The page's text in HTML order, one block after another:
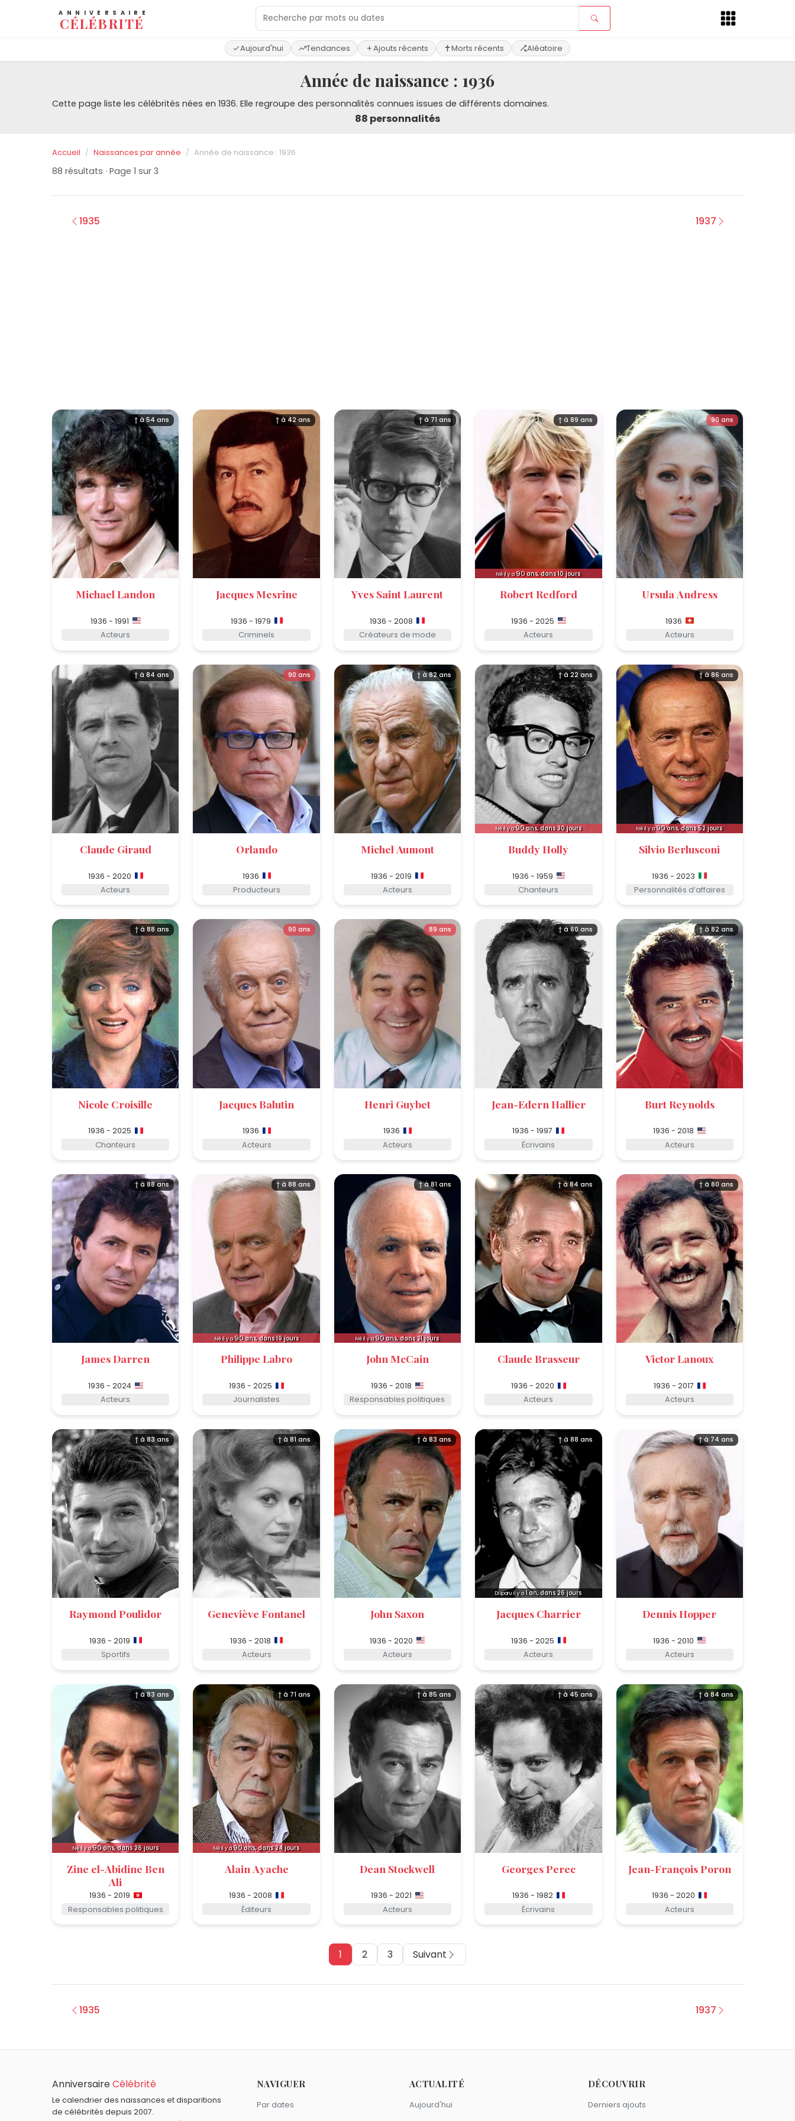
ANNIVERSAIRE
CÉLÉBRITÉ
Aujourd'hui Tendances Ajouts récents Morts récents Aléatoire
Année de naissance : 1936
Cette page liste les célébrités nées en 1936. Elle regroupe des personnalités connues issues de différents domaines.
88 personnalités
Accueil Naissances par année Année de naissance : 1936
88 résultats · Page 1 sur 3
1935 1937
† à 54 ans
Michael Landon
1936 - 1991
Acteurs
† à 42 ans
Jacques Mesrine
1936 - 1979
Criminels
† à 71 ans
Yves Saint Laurent
1936 - 2008
Créateurs de mode
† à 89 ans
Né il y a90 ans, dans 10 jours
Robert Redford
1936 - 2025
Acteurs
90 ans
Ursula Andress
1936
Acteurs
† à 84 ans
Claude Giraud
1936 - 2020
Acteurs
90 ans
Orlando
1936
Producteurs
† à 82 ans
Michel Aumont
1936 - 2019
Acteurs
† à 22 ans
Né il y a90ans, dans 30 jours
Buddy Holly
1936 - 1959
Chanteurs
† à 86 ans
Né il y a90ans, dans 52 jours
Silvio Berlusconi
1936 - 2023
Personnalités d’affaires
† à 88 ans
Nicole Croisille
1936 - 2025
Chanteurs
90 ans
Jacques Balutin
1936
Acteurs
89 ans
Henri Guybet
1936
Acteurs
† à 60 ans
Jean-Edern Hallier
1936 - 1997
Écrivains
† à 82 ans
Burt Reynolds
1936 - 2018
Acteurs
† à 88 ans
James Darren
1936 - 2024
Acteurs
† à 88 ans
Né il y a90 ans, dans 19 jours
Philippe Labro
1936 - 2025
Journalistes
† à 81 ans
Né il y a90ans, dans 21 jours
John McCain
1936 - 2018
Responsables politiques
† à 84 ans
Claude Brasseur
1936 - 2020
Acteurs
† à 80 ans
Victor Lanoux
1936 - 2017
Acteurs
† à 83 ans
Raymond Poulidor
1936 - 2019
Sportifs
† à 81 ans
Geneviève Fontanel
1936 - 2018
Acteurs
† à 83 ans
John Saxon
1936 - 2020
Acteurs
† à 88 ans
Disparu il y a1 an, dans 26 jours
Jacques Charrier
1936 - 2025
Acteurs
† à 74 ans
Dennis Hopper
1936 - 2010
Acteurs
† à 83 ans
Né il y a90ans, dans 26 jours
Zine el-Abidine Ben
Ali
1936 - 2019
Responsables politiques
† à 71 ans
Né il y a90ans, dans 24 jours
Alain Ayache
1936 - 2008
Éditeurs
† à 85 ans
Dean Stockwell
1936 - 2021
Acteurs
† à 45 ans
Georges Perec
1936 - 1982
Écrivains
† à 84 ans
Jean-François Poron
1936 - 2020
Acteurs
1 2 3 Suivant
1935 1937
AnniversaireCélébrité
Le calendrier des naissances et disparitions
de célébrités depuis 2007.
NAVIGUER
Par dates
ACTUALITÉ
Aujourd'hui
DÉCOUVRIR
Derniers ajouts